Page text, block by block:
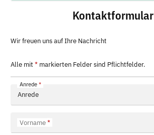
Kontaktformular
Wir freuen uns auf Ihre Nachricht
Alle mit * markierten Felder sind Pflichtfelder.
Anrede
Vorname